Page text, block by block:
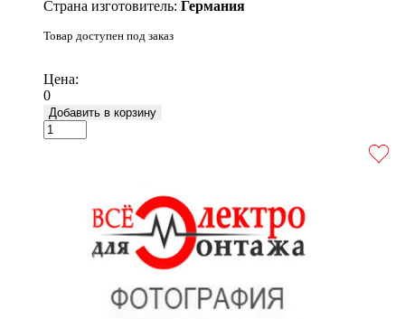
Страна изготовитель: Германия
Товар доступен под заказ
Цена:
0
Добавить в корзину